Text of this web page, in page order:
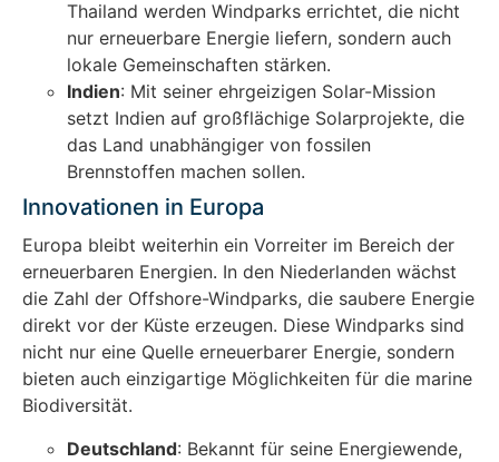
Thailand werden Windparks errichtet, die nicht
nur erneuerbare Energie liefern, sondern auch
lokale Gemeinschaften stärken.
Indien: Mit seiner ehrgeizigen Solar-Mission
setzt Indien auf großflächige Solarprojekte, die
das Land unabhängiger von fossilen
Brennstoffen machen sollen.
Innovationen in Europa
Europa bleibt weiterhin ein Vorreiter im Bereich der
erneuerbaren Energien. In den Niederlanden wächst
die Zahl der Offshore-Windparks, die saubere Energie
direkt vor der Küste erzeugen. Diese Windparks sind
nicht nur eine Quelle erneuerbarer Energie, sondern
bieten auch einzigartige Möglichkeiten für die marine
Biodiversität.
Deutschland: Bekannt für seine Energiewende,